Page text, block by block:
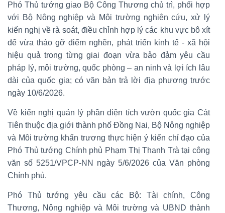
Phó Thủ tướng giao Bộ Công Thương chủ trì, phối hợp
với Bộ Nông nghiệp và Môi trường nghiên cứu, xử lý
kiến nghị về rà soát, điều chỉnh hợp lý các khu vực bô xít
để vừa tháo gỡ điểm nghẽn, phát triển kinh tế - xã hội
hiệu quả trong từng giai đoạn vừa bảo đảm yêu cầu
pháp lý, môi trường, quốc phòng – an ninh và lợi ích lâu
dài của quốc gia; có văn bản trả lời địa phương trước
ngày 10/6/2026.
Về kiến nghị quản lý phần diện tích vườn quốc gia Cát
Tiên thuộc địa giới thành phố Đồng Nai, Bộ Nông nghiệp
và Môi trường khẩn trương thực hiện ý kiến chỉ đạo của
Phó Thủ tướng Chính phủ Phạm Thị Thanh Trà tại công
văn số 5251/VPCP-NN ngày 5/6/2026 của Văn phòng
Chính phủ.
Phó Thủ tướng yêu cầu các Bộ: Tài chính, Công
Thương, Nông nghiệp và Môi trường và UBND thành